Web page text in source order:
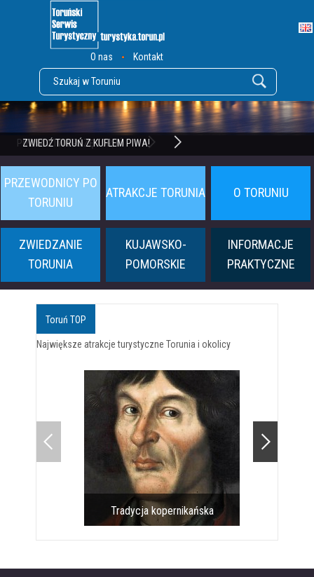
O nas Kontakt
ZWIEDŹ TORUŃ Z KUFLEM PIWA!
POZNAJ TWIERDZĘ TORUŃ
PRZEWODNICY PO
TORUNIU
ATRAKCJE TORUNIA O TORUNIU
ZWIEDZANIE
TORUNIA
KUJAWSKO-
POMORSKIE
INFORMACJE
PRAKTYCZNE
Toruń TOP
Największe atrakcje turystyczne Torunia i okolicy
Tradycja kopernikańska